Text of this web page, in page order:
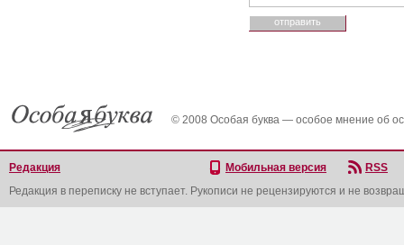
© 2008 Особая буква — особое мнение об
Редакция Мобильная версия
RSS
Редакция в переписку не вступает. Рукописи не рецензируются и не